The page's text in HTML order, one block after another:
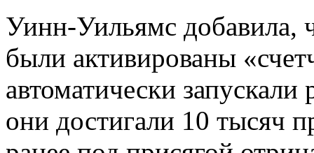
Уинн-Уильямс добавила,
были активированы
автоматически
они достигали 10 тысяч